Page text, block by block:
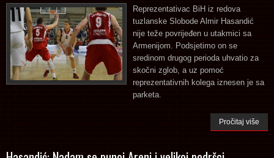
Reprezentativac BiH iz redova
tuzlanske Slobode Almir Hasandić
nije teže povrijeđen u utakmici sa
Armenijom. Podsjetimo on se
sredinom drugog perioda uhvatio za
skočni zglob, a uz pomoć
reprezentativnih kolega iznesen je sa
parketa.
Pročitaj više